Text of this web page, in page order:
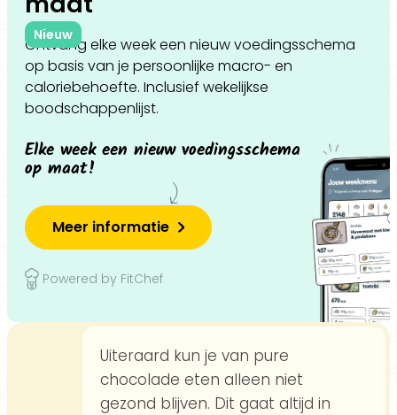
Nieuw
Ontvang elke week een nieuw voedingsschema
op basis van je persoonlijke macro- en
caloriebehoefte. Inclusief wekelijkse
boodschappenlijst.
Elke week een nieuw voedingsschema
op maat!
Meer informatie
Powered by FitChef
Uiteraard kun je van pure
chocolade eten alleen niet
gezond blijven. Dit gaat altijd in